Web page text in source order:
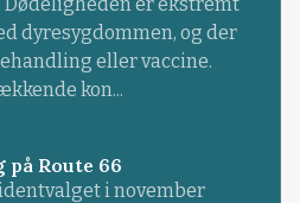
dyresygdommen, og der
eller vaccine.
kon...
Route 66
i november